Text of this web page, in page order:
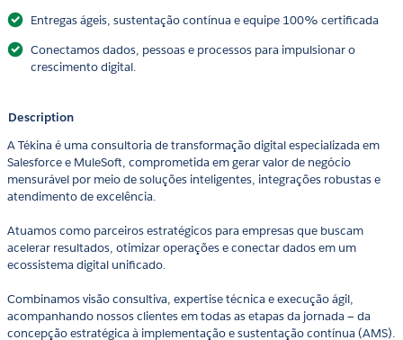
Entregas ágeis, sustentação contínua e equipe 100% certificada
Conectamos dados, pessoas e processos para impulsionar o
crescimento digital.
Description
A Tékina é uma consultoria de transformação digital especializada em
Salesforce e MuleSoft, comprometida em gerar valor de negócio
mensurável por meio de soluções inteligentes, integrações robustas e
atendimento de excelência.
Atuamos como parceiros estratégicos para empresas que buscam
acelerar resultados, otimizar operações e conectar dados em um
ecossistema digital unificado.
Combinamos visão consultiva, expertise técnica e execução ágil,
acompanhando nossos clientes em todas as etapas da jornada — da
concepção estratégica à implementação e sustentação contínua (AMS).